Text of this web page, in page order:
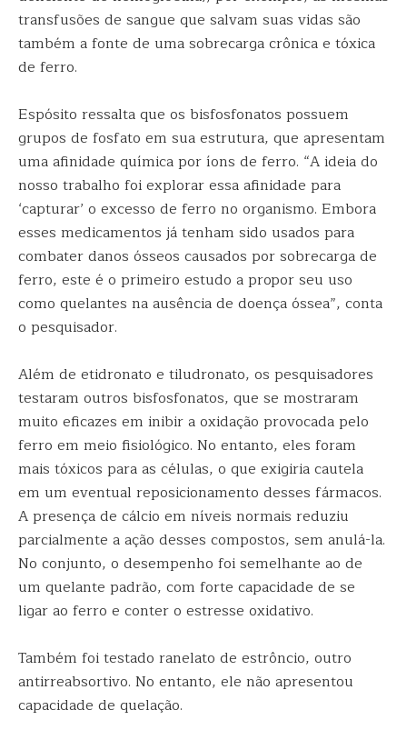
transfusões de sangue que salvam suas vidas são
também a fonte de uma sobrecarga crônica e tóxica
de ferro.
Espósito ressalta que os bisfosfonatos possuem
grupos de fosfato em sua estrutura, que apresentam
uma afinidade química por íons de ferro. “A ideia do
nosso trabalho foi explorar essa afinidade para
‘capturar’ o excesso de ferro no organismo. Embora
esses medicamentos já tenham sido usados para
combater danos ósseos causados por sobrecarga de
ferro, este é o primeiro estudo a propor seu uso
como quelantes na ausência de doença óssea”, conta
o pesquisador.
Além de etidronato e tiludronato, os pesquisadores
testaram outros bisfosfonatos, que se mostraram
muito eficazes em inibir a oxidação provocada pelo
ferro em meio fisiológico. No entanto, eles foram
mais tóxicos para as células, o que exigiria cautela
em um eventual reposicionamento desses fármacos.
A presença de cálcio em níveis normais reduziu
parcialmente a ação desses compostos, sem anulá-la.
No conjunto, o desempenho foi semelhante ao de
um quelante padrão, com forte capacidade de se
ligar ao ferro e conter o estresse oxidativo.
Também foi testado ranelato de estrôncio, outro
antirreabsortivo. No entanto, ele não apresentou
capacidade de quelação.